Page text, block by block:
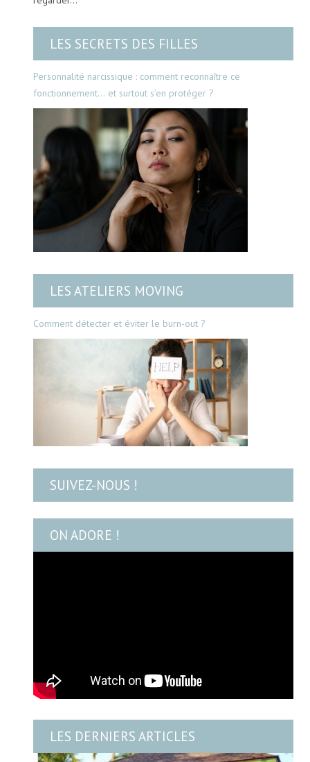
LES SECRETS DES FILLES
Personnalité narcissique : comment reconnaître ce
fonctionnement… et surtout s’en protéger ?
LES ATELIERS MOVING
Comment détecter et éviter le burn-out ?
SUIVEZ-NOUS !
ON ADORE !
LES DERNIERS ARTICLES